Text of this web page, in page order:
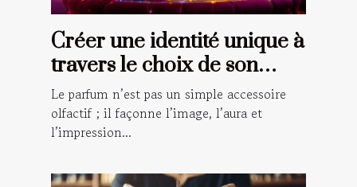
Créer une identité unique à
travers le choix de son
parfum
Le parfum n’est pas un simple accessoire
olfactif ; il façonne l’image, l’aura et
l’impression...